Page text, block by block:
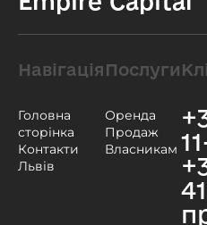
Навігація
Головна
сторінка
Контакти
Львів
Послуги
Оренда
Продаж
Власникам